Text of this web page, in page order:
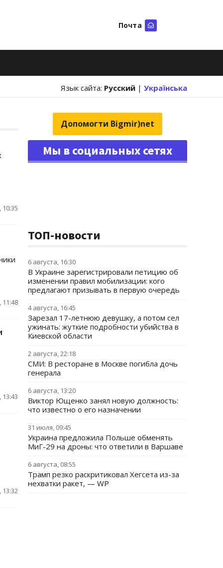
Почта
Язык сайта: Русский | Українська
11:48
13:43
13:32
Допомогти Bigmir)net
Мы в социальных сетях
ТОП-новости
6 августа, 16:30
В Украине зарегистрировали петицию об
изменении правил мобилизации: кого
предлагают призывать в первую очередь
4 августа, 16:45
Зарезал 17-летнюю девушку, а потом сел
ужинать: жуткие подробности убийства в
Киевской области
2 августа, 22:18
СМИ: В ресторане в Москве погибла дочь
генерала
6 августа, 13:20
Виктор Ющенко занял новую должность:
что известно о его назначении
31 июля, 09:45
Украина предложила Польше обменять
МиГ-29 на дроны: что ответили в Варшаве
6 августа, 08:55
Трамп резко раскритиковал Хегсета из-за
нехватки ракет, — WP